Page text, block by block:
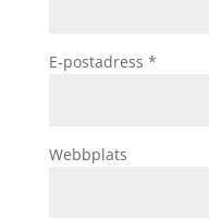
E-postadress *
Webbplats